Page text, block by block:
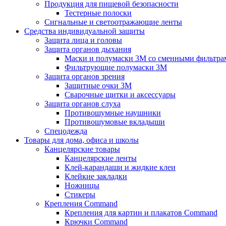
Продукция для пищевой безопасности
Тестерные полоски
Сигнальные и светоотражающие ленты
Средства индивидуальной защиты
Защита лица и головы
Защита органов дыхания
Маски и полумаски 3М со сменными
Фильтрующие полумаски 3М
Защита органов зрения
Защитные очки 3М
Сварочные щитки и аксессуары
Защита органов слуха
Противошумные наушники
Противошумовые вкладыши
Спецодежда
Товары для дома, офиса и школы
Канцелярские товары
Канцелярские ленты
Клей-карандаши и жидкие клеи
Клейкие закладки
Ножницы
Стикеры
Крепления Command
Крепления для картин и плакатов Command
Крючки Command